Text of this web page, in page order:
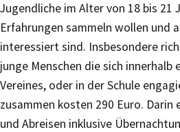
Jugendliche im Alter von 18 bis 21
Erfahrungen sammeln wollen und
interessiert sind. Insbesondere
junge Menschen die sich innerhalb
Vereines, oder in der Schule
zusammen kosten 290 Euro. Darin
und Abreisen inklusive